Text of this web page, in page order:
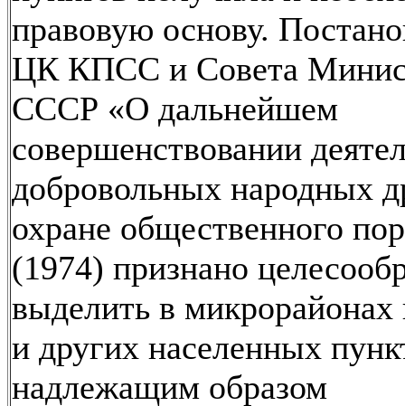
правовую основу.
ЦК КПСС и Совета
СССР «О дальнейшем
совершенствовании
добровольных народных
охране общественного
(1974) признано
выделить в микрорайонах
и других населенных
надлежащим образом